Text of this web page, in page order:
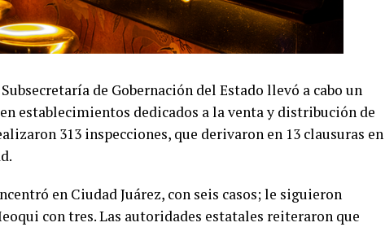
de Gobernación del Estado llevó a cabo un
establecimientos dedicados a la venta y distribución de
313 inspecciones, que derivaron en 13 clausuras en
en Ciudad Juárez, con seis casos; le siguieron
con tres. Las autoridades estatales reiteraron que